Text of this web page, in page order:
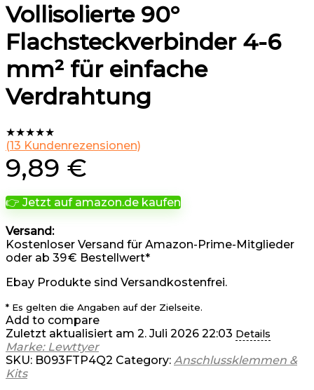
Vollisolierte 90°
Flachsteckverbinder 4-6
mm² für einfache
Verdrahtung
★★★★★
(13 Kundenrezensionen)
9,89 €
👉 Jetzt auf amazon.de kaufen
Versand:
Kostenloser Versand für Amazon-Prime-Mitglieder
oder ab 39 € Bestellwert*
Ebay Produkte sind Versandkostenfrei.
* Es gelten die Angaben auf der Zielseite.
Add to compare
Zuletzt aktualisiert am 2. Juli 2026 22:03 Details
Marke: Lewttyer
SKU: B093FTP4Q2 Category: Anschlussklemmen &
Kits